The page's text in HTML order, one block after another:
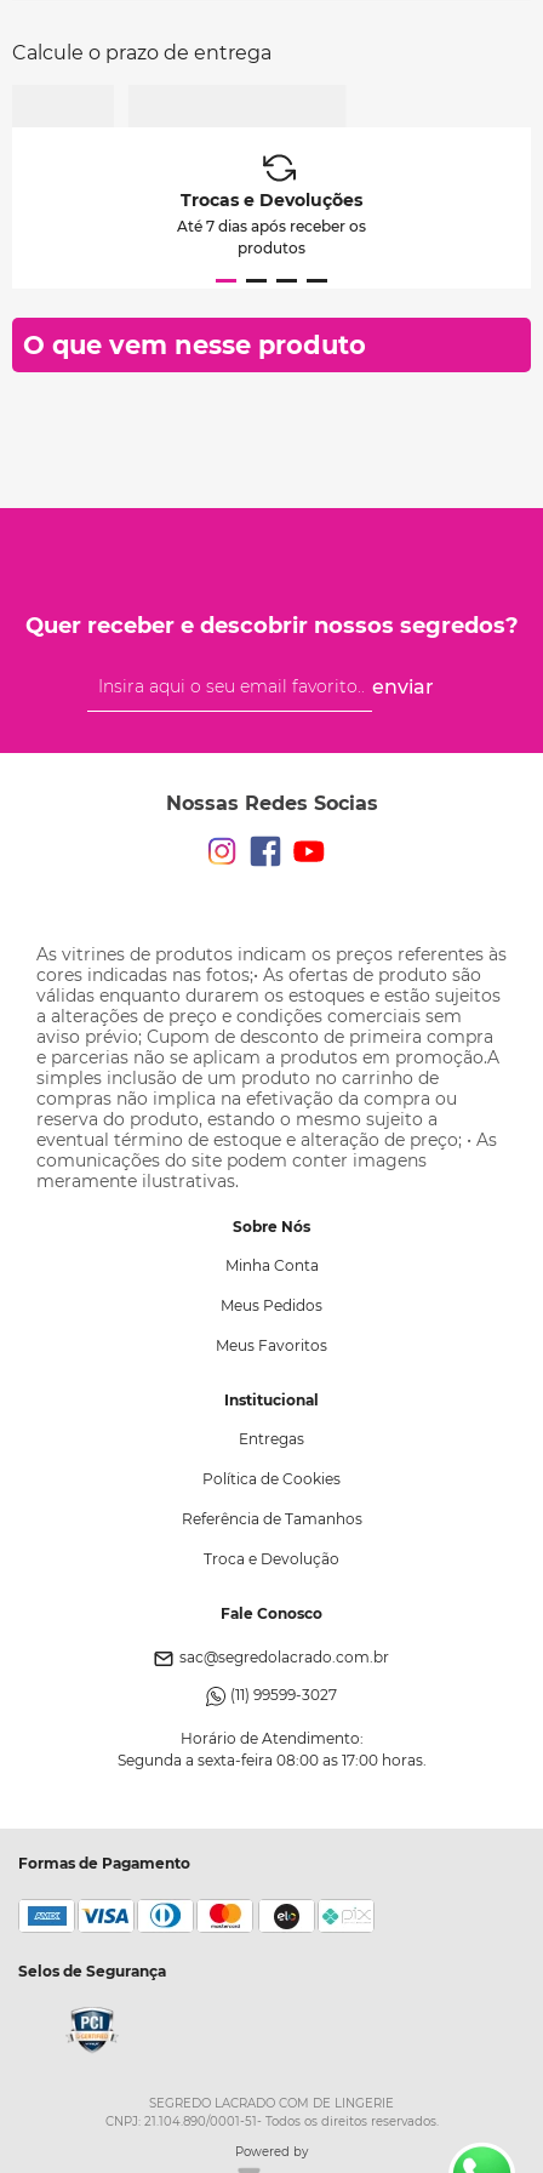
Calcule o prazo de entrega
Trocas e Devoluções
Até 7 dias após receber os
produtos
O que vem nesse produto
Quer receber e descobrir nossos segredos?
enviar
Nossas Redes Socias
As vitrines de produtos indicam os preços referentes às
cores indicadas nas fotos;• As ofertas de produto são
válidas enquanto durarem os estoques e estão sujeitos
a alterações de preço e condições comerciais sem
aviso prévio; Cupom de desconto de primeira compra
e parcerias não se aplicam a produtos em promoção.A
simples inclusão de um produto no carrinho de
compras não implica na efetivação da compra ou
reserva do produto, estando o mesmo sujeito a
eventual término de estoque e alteração de preço; • As
comunicações do site podem conter imagens
meramente ilustrativas.
Sobre Nós
Minha Conta
Meus Pedidos
Meus Favoritos
Institucional
Entregas
Política de Cookies
Referência de Tamanhos
Troca e Devolução
Fale Conosco
sac@segredolacrado.com.br
(11) 99599-3027
Horário de Atendimento:
Segunda a sexta-feira 08:00 as 17:00 horas.
Formas de Pagamento
Selos de Segurança
SEGREDO LACRADO COM DE LINGERIE
CNPJ: 21.104.890/0001-51- Todos os direitos reservados.
Powered by